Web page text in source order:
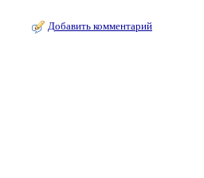
Добавить комментарий